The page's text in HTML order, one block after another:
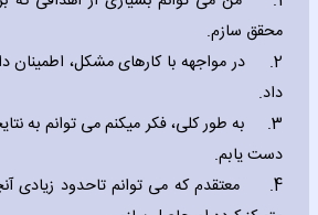
محقق سازم.
2.
در مواجهه با کارهای مشکل، اطمینان
داد.
3.
به طور کلی، فکر میکنم می توانم به
دست یابم.
4.
معتقدم که می توانم تاحدود زیادی